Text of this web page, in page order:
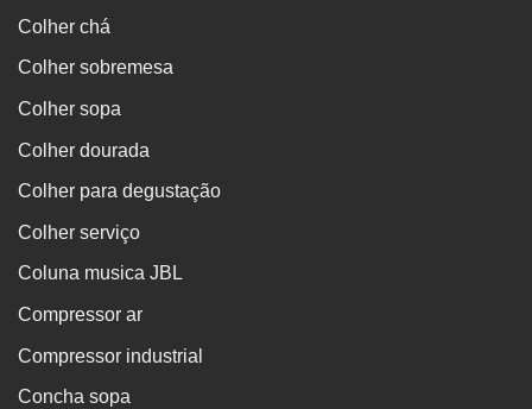
Colher chá
Colher sobremesa
Colher sopa
Colher dourada
Colher para degustação
Colher serviço
Coluna musica JBL
Compressor ar
Compressor industrial
Concha sopa